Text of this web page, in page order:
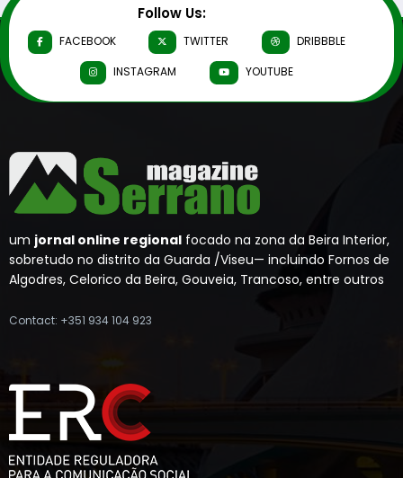
Follow Us:
FACEBOOK TWITTER
DRIBBBLE
INSTAGRAM
YOUTUBE
um jornal online regional focado na zona da Beira Interior,
sobretudo no distrito da Guarda /Viseu— incluindo Fornos de
Algodres, Celorico da Beira, Gouveia, Trancoso, entre outros
Contact: +351 934 104 923